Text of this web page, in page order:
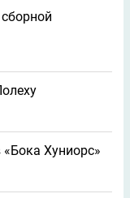
Хуниорс»